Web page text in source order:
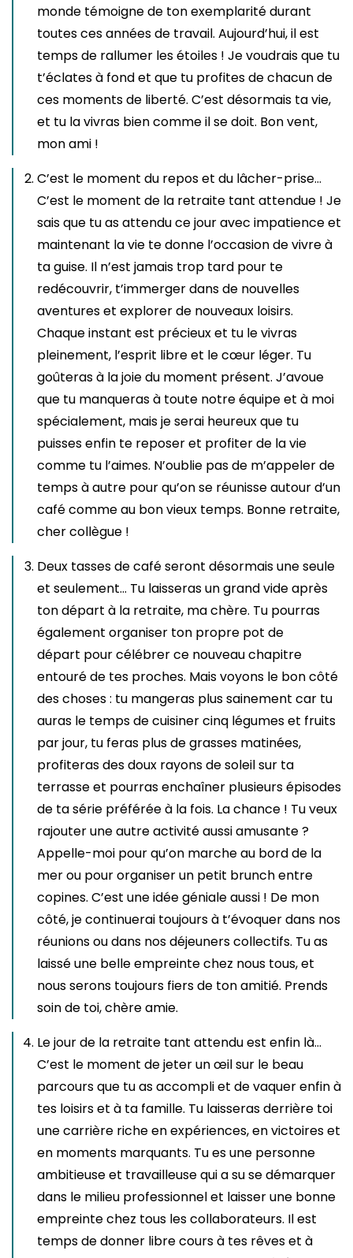
monde témoigne de ton exemplarité durant
toutes ces années de travail. Aujourd’hui, il est
temps de rallumer les étoiles ! Je voudrais que tu
t’éclates à fond et que tu profites de chacun de
ces moments de liberté. C’est désormais ta vie,
et tu la vivras bien comme il se doit. Bon vent,
mon ami !
C’est le moment du repos et du lâcher-prise…
C’est le moment de la retraite tant attendue ! Je
sais que tu as attendu ce jour avec impatience et
maintenant la vie te donne l’occasion de vivre à
ta guise. Il n’est jamais trop tard pour te
redécouvrir, t’immerger dans de nouvelles
aventures et explorer de nouveaux loisirs.
Chaque instant est précieux et tu le vivras
pleinement, l’esprit libre et le cœur léger. Tu
goûteras à la joie du moment présent. J’avoue
que tu manqueras à toute notre équipe et à moi
spécialement, mais je serai heureux que tu
puisses enfin te reposer et profiter de la vie
comme tu l’aimes. N’oublie pas de m’appeler de
temps à autre pour qu’on se réunisse autour d’un
café comme au bon vieux temps. Bonne retraite,
cher collègue !
Deux tasses de café seront désormais une seule
et seulement… Tu laisseras un grand vide après
ton départ à la retraite, ma chère. Tu pourras
également organiser ton propre pot de
départ pour célébrer ce nouveau chapitre
entouré de tes proches. Mais voyons le bon côté
des choses : tu mangeras plus sainement car tu
auras le temps de cuisiner cinq légumes et fruits
par jour, tu feras plus de grasses matinées,
profiteras des doux rayons de soleil sur ta
terrasse et pourras enchaîner plusieurs épisodes
de ta série préférée à la fois. La chance ! Tu veux
rajouter une autre activité aussi amusante ?
Appelle-moi pour qu’on marche au bord de la
mer ou pour organiser un petit brunch entre
copines. C’est une idée géniale aussi ! De mon
côté, je continuerai toujours à t’évoquer dans nos
réunions ou dans nos déjeuners collectifs. Tu as
laissé une belle empreinte chez nous tous, et
nous serons toujours fiers de ton amitié. Prends
soin de toi, chère amie.
Le jour de la retraite tant attendu est enfin là…
C’est le moment de jeter un œil sur le beau
parcours que tu as accompli et de vaquer enfin à
tes loisirs et à ta famille. Tu laisseras derrière toi
une carrière riche en expériences, en victoires et
en moments marquants. Tu es une personne
ambitieuse et travailleuse qui a su se démarquer
dans le milieu professionnel et laisser une bonne
empreinte chez tous les collaborateurs. Il est
temps de donner libre cours à tes rêves et à